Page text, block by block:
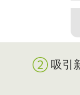
吸引